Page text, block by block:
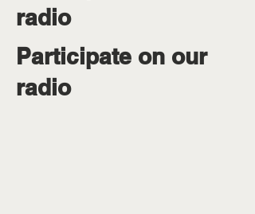
radio
Participate on our
radio